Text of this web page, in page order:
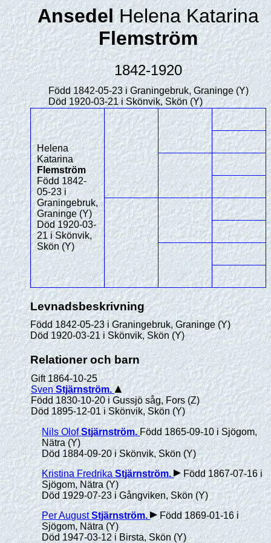
AnsedelHelena Katarina
Flemström
1842-1920
Född 1842-05-23 i Graningebruk, Graninge (Y)
Död 1920-03-21 i Skönvik, Skön (Y)
Helena
Katarina
Flemström
Född 1842-
05-23 i
Graningebruk,
Graninge (Y)
Död 1920-03-
21 i Skönvik,
Skön (Y)
Levnadsbeskrivning
Född 1842-05-23 i Graningebruk, Graninge (Y)
Död 1920-03-21 i Skönvik, Skön (Y)
Relationer och barn
Gift 1864-10-25
Sven Stjärnström.
Född 1830-10-20 i Gussjö såg, Fors (Z)
Död 1895-12-01 i Skönvik, Skön (Y)
Nils Olof Stjärnström.Född 1865-09-10 i Sjögom,
Nätra (Y)
Död 1884-09-20 i Skönvik, Skön (Y)
Kristina Fredrika Stjärnström.
Född 1867-07-16 i
Sjögom, Nätra (Y)
Död 1929-07-23 i Gångviken, Skön (Y)
Per August Stjärnström.
Född 1869-01-16 i
Sjögom, Nätra (Y)
Död 1947-03-12 i Birsta, Skön (Y)